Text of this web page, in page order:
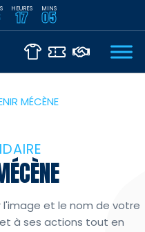
HEURES
17 MINS
05
MÉCÈNE
et le nom de votre
à ses actions tout en